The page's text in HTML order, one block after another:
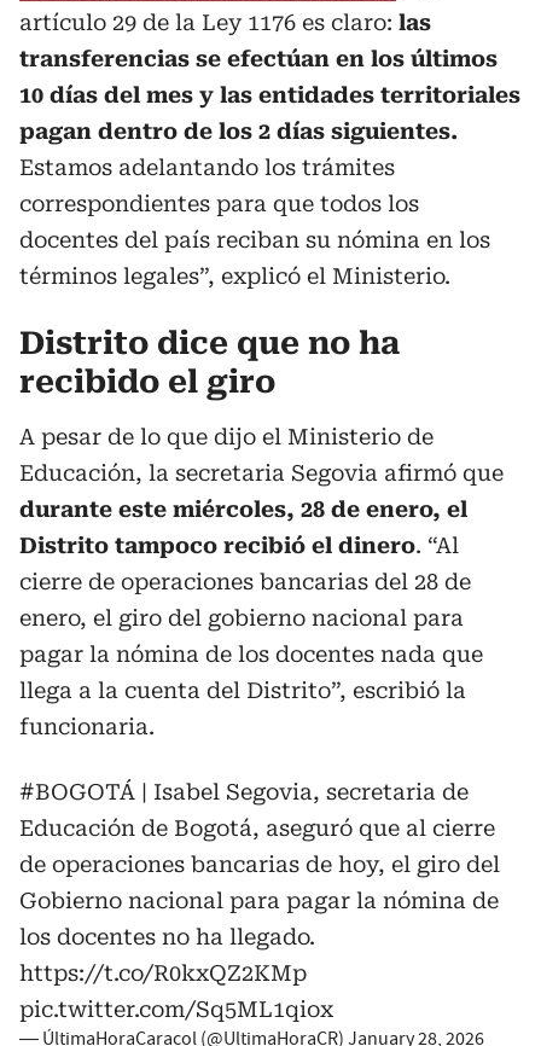
artículo 29 de la Ley 1176 es claro: las
transferencias se efectúan en los últimos
10 días del mes y las entidades territoriales
pagan dentro de los 2 días siguientes.
Estamos adelantando los trámites
correspondientes para que todos los
docentes del país reciban su nómina en los
términos legales”, explicó el Ministerio.
Distrito dice que no ha
recibido el giro
A pesar de lo que dijo el Ministerio de
Educación, la secretaria Segovia afirmó que
durante este miércoles, 28 de enero, el
Distrito tampoco recibió el dinero. “Al
cierre de operaciones bancarias del 28 de
enero, el giro del gobierno nacional para
pagar la nómina de los docentes nada que
llega a la cuenta del Distrito”, escribió la
funcionaria.
#BOGOTÁ | Isabel Segovia, secretaria de
Educación de Bogotá, aseguró que al cierre
de operaciones bancarias de hoy, el giro del
Gobierno nacional para pagar la nómina de
los docentes no ha llegado.
https://t.co/R0kxQZ2KMp
pic.twitter.com/Sq5ML1qiox
— ÚltimaHoraCaracol (@UltimaHoraCR) January 28, 2026